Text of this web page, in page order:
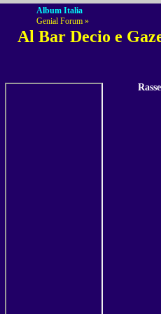
Album Italia
Genial Forum »
Al Bar Decio e